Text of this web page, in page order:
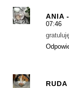
ANIA
07:46
RUDA